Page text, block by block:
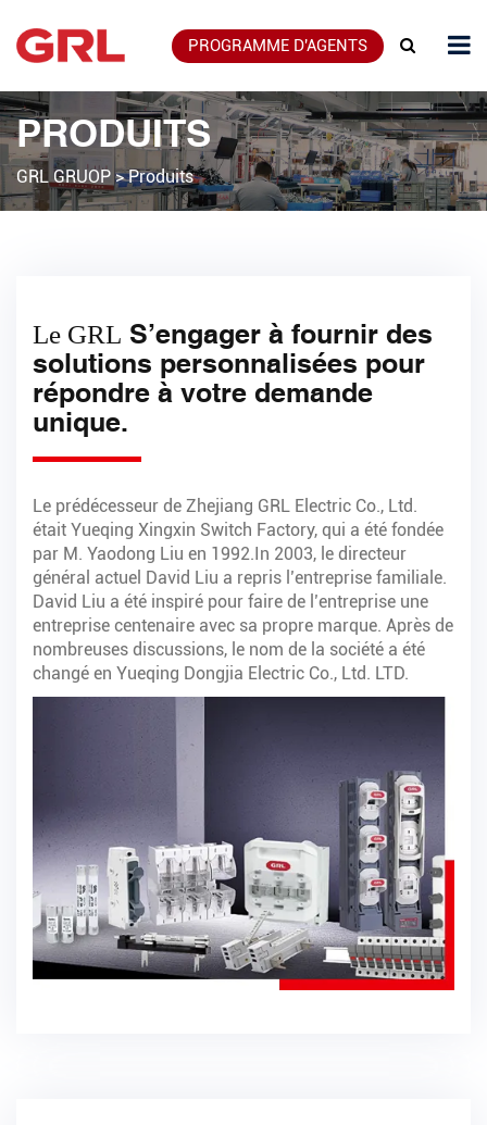
PROGRAMME D'AGENTS
PRODUITS
GRL GRUOP >Produits
Le GRL S’engager à fournir des
solutions personnalisées pour
répondre à votre demande
unique.
Le prédécesseur de Zhejiang GRL Electric Co., Ltd.
était Yueqing Xingxin Switch Factory, qui a été fondée
par M. Yaodong Liu en 1992.In 2003, le directeur
général actuel David Liu a repris l’entreprise familiale.
David Liu a été inspiré pour faire de l’entreprise une
entreprise centenaire avec sa propre marque. Après de
nombreuses discussions, le nom de la société a été
changé en Yueqing Dongjia Electric Co., Ltd. LTD.